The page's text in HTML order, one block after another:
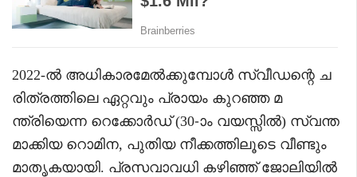
2022-ൽ അധികാരമേൽക്കുമ്പോൾ സ്വീഡന്റെ ച
രിത്രത്തിലെ ഏറ്റവും പ്രായം കുറഞ്ഞ മ
ന്ത്രിയെന്ന റെക്കോർഡ് (30-ാം വയസ്സിൽ) സ്വന്ത
മാക്കിയ റൊമിന, പുതിയ നീക്കത്തിലൂടെ വീണ്ടും
മാതൃകയായി. പ്രസവാവധി കഴിഞ്ഞ് ജോലിയിൽ